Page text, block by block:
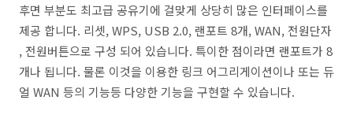
후면 부분도 최고급 공유기에 걸맞게 상당히 많은 인터페이스를
제공 합니다. 리셋, WPS, USB 2.0, 랜포트 8개, WAN, 전원단자
, 전원버튼으로 구성 되어 있습니다. 특이한 점이라면 랜포트가 8
개나 됩니다. 물론 이것을 이용한 링크 어그리게이션이나 또는 듀
얼 WAN 등의 기능등 다양한 기능을 구현할 수 있습니다.